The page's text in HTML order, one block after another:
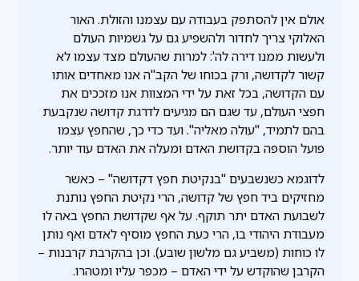
אולם אין להסתפק בעבודה עם עצמנו והזולת. האור
האלוקי צריך לחדור ולהשפיע גם על גשמיות העולם
ולעשות ממנו דירה לה': למרות שהעולם מצד עצמו לא
קשור לקדושה, ורק בכוחו של הקב"ה אנו מאחדים אותו
עם הקדושה, בכל זאת על ידי המצוות אנו מזככים את
חפצי העולם, עד שגם הם מגיעים לדרגת קדושה שנקבעת
בהם לתמיד, "עולה מאליה". ועד כדי כך, שהחפץ עצמו
פועל הוספה בקדושת האדם ומעלה את האדם עוד יותר.
לדוגמא כשנשבעים "בנקיטת חפץ דקדושה" – כאשר
מחזיקים ביד חפץ של קדושה, הרי נקיטת החפץ נותנת
לשבועת האדם יתר תוקף. על אף שקדושת החפץ באה לו
מעבודת היהודי בו, הרי כעת החפץ מוסיף לאדם ואף נותן
לו כוחות (משביע גם מלשון שובע). וכן בהקרבת קרבנות –
הקרבן שהוקדש על ידי האדם – מכפר עליו ומטהרו.